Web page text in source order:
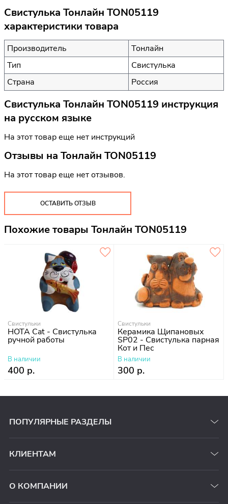
Свистулька Тонлайн TON05119
характеристики товара
Производитель
Тонлайн
Тип
Свистулька
Страна
Россия
Свистулька Тонлайн TON05119 инструкция
на русском языке
На этот товар еще нет инструкций
Отзывы на Тонлайн TON05119
На этот товар еще нет отзывов.
ОСТАВИТЬ ОТЗЫВ
Похожие товары Тонлайн TON05119
Свистульки
НОТА Cat - Cвистулька
ручной работы
В наличии
400 р.
Свистульки
Керамика Щипановых
SP02 - Свистулька парная
Кот и Пес
В наличии
300 р.
ПОПУЛЯРНЫЕ РАЗДЕЛЫ
КЛИЕНТАМ
О КОМПАНИИ